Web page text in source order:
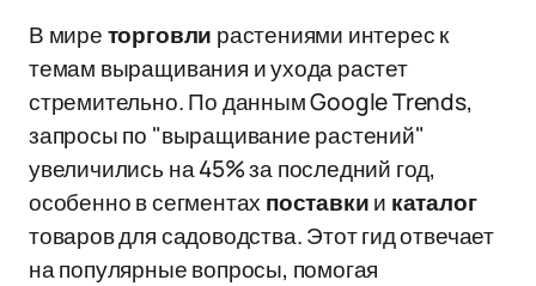
В миреторговли растениями интерес к
темам выращивания и ухода растет
стремительно. По данным Google Trends,
запросы по "выращивание растений"
увеличились на 45% за последний год,
особенно в сегментах поставкии каталог
товаров для садоводства. Этот гид отвечает
на популярные вопросы, помогая